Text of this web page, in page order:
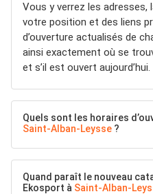
Vous y verrez les adresses,
votre position et des liens
d’ouverture actualisés de
ainsi exactement où se
et s’il est ouvert aujourd’hui.
Quels sont les horaires
Saint-Alban-Leysse ?
Quand paraît le nouveau
Ekosport à Saint-Alban-